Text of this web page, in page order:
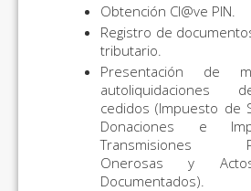
Obtención Cl@ve PIN.
Registro de
tributario.
Presentación de
autoliquidaciones
cedidos (Impuesto de
Donaciones e
Transmisiones
Onerosas y
Documentados).